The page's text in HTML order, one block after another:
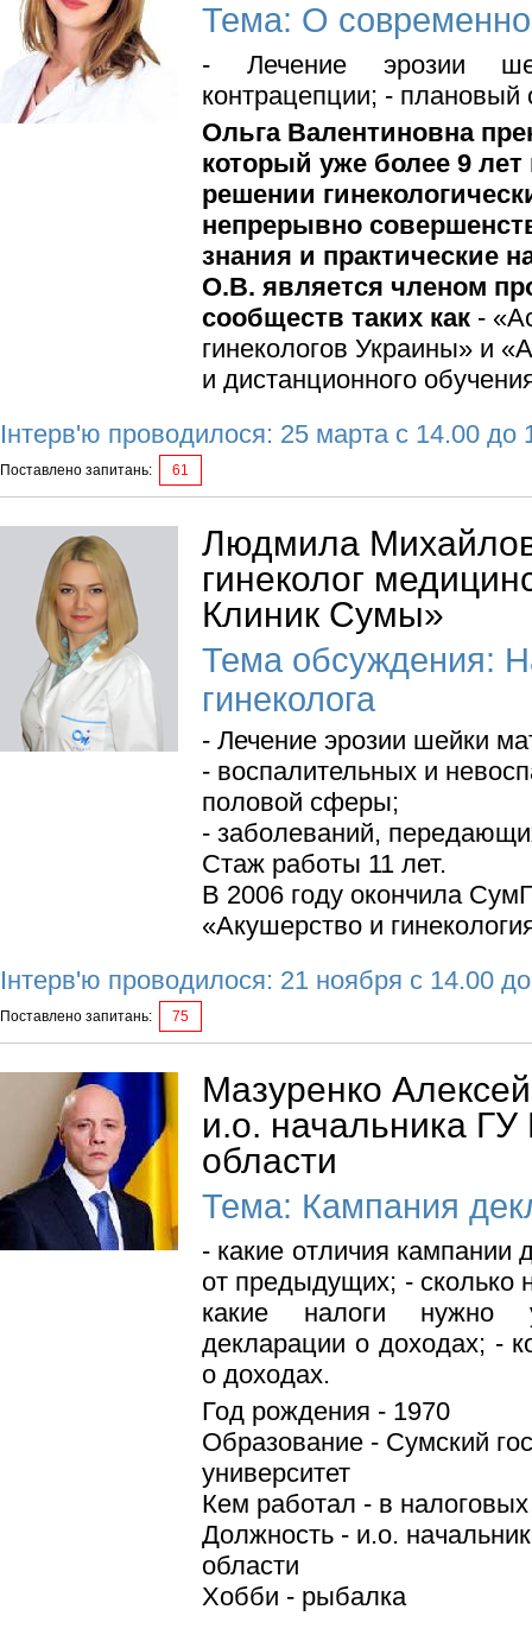
Тема: О
- Лечение эрозии
контрацепции; - плановый
Ольга Валентиновна
который уже более 9
решении
непрерывно
знания и практические
О.В. является членом
сообществ таких как -
гинекологов Украины» и
и дистанционного
Інтерв'ю проводилося: 25 марта с 14.00 до
Поставлено запитань: 61
Людмила
гинеколог
Клиник Сумы»
Тема обсуждения:
гинеколога
- Лечение эрозии шейки
- воспалительных и
половой сферы;
- заболеваний,
Стаж работы 11 лет.
В 2006 году окончила
«Акушерство и
Інтерв'ю проводилося: 21 ноября с 14.00
Поставлено запитань: 75
Мазуренко
и.о. начальника
области
Тема: Кампания
- какие отличия кампании
от предыдущих; -
какие налоги нужно
декларации о доходах; -
о доходах.
Год рождения - 1970
Образование - Сумский
университет
Кем работал - в
Должность - и.о.
области
Хобби - рыбалка